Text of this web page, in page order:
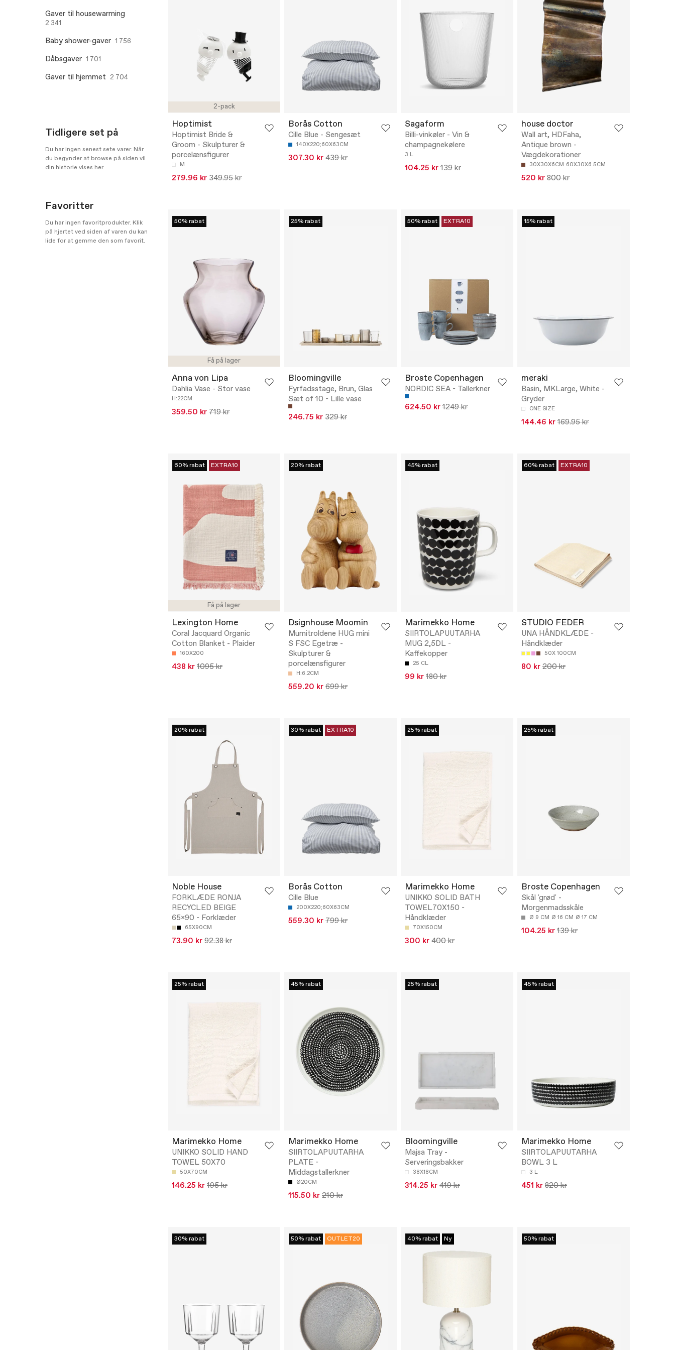
Gaver til housewarming
2 341
Baby shower-gaver 1 756
Dåbsgaver 1 701
Gaver til hjemmet 2 704
Tidligere set på
Du har ingen senest sete varer. Når
du begynder at browse på siden vil
din historie vises her.
Favoritter
Du har ingen favoritprodukter. Klik
på hjertet ved siden af varen du kan
lide for at gemme den som favorit.
2-pack
Hoptimist
Hoptimist Bride &
Groom - Skulpturer &
porcelænsfigurer
M
279.96 kr 349.95 kr
Borås Cotton
Cille Blue - Sengesæt
140X220;60X63CM
307.30 kr 439 kr
Sagaform
Billi-vinkøler - Vin &
champagnekølere
3 L
104.25 kr 139 kr
house doctor
Wall art, HDFaha,
Antique brown -
Vægdekorationer
30X30X6CM 60X30X6.5CM
520 kr 800 kr
Få på lager
50% rabat
Anna von Lipa
Dahlia Vase - Stor vase
H:22CM
359.50 kr 719 kr
25% rabat
Bloomingville
Fyrfadsstage, Brun, Glas
Sæt of 10 - Lille vase
246.75 kr 329 kr
50% rabat EXTRA10
Broste Copenhagen
NORDIC SEA - Tallerkner
624.50 kr 1249 kr
15% rabat
meraki
Basin, MKLarge, White -
Gryder
ONE SIZE
144.46 kr 169.95 kr
Få på lager
60% rabat EXTRA10
Lexington Home
Coral Jacquard Organic
Cotton Blanket - Plaider
160X200
438 kr 1095 kr
20% rabat
Dsignhouse Moomin
Mumitroldene HUG mini
S FSC Egetræ -
Skulpturer &
porcelænsfigurer
H:6.2CM
559.20 kr 699 kr
45% rabat
Marimekko Home
SIIRTOLAPUUTARHA
MUG 2,5DL -
Kaffekopper
25 CL
99 kr 180 kr
60% rabat EXTRA10
STUDIO FEDER
UNA HÅNDKLÆDE -
Håndklæder
50X 100CM
80 kr 200 kr
20% rabat
Noble House
FORKLÆDE RONJA
RECYCLED BEIGE
65x90 - Forklæder
65X90CM
73.90 kr 92.38 kr
30% rabat EXTRA10
Borås Cotton
Cille Blue
200X220;60X63CM
559.30 kr 799 kr
25% rabat
Marimekko Home
UNIKKO SOLID BATH
TOWEL70X150 -
Håndklæder
70X150CM
300 kr 400 kr
25% rabat
Broste Copenhagen
Skål 'grød' -
Morgenmadsskåle
Ø 9 CM Ø 16 CM Ø 17 CM
104.25 kr 139 kr
25% rabat
Marimekko Home
UNIKKO SOLID HAND
TOWEL 50X70
50X70CM
146.25 kr 195 kr
45% rabat
Marimekko Home
SIIRTOLAPUUTARHA
PLATE -
Middagstallerkner
Ø20CM
115.50 kr 210 kr
25% rabat
Bloomingville
Majsa Tray -
Serveringsbakker
38X18CM
314.25 kr 419 kr
45% rabat
Marimekko Home
SIIRTOLAPUUTARHA
BOWL 3 L
3 L
451 kr 820 kr
30% rabat 50% rabat OUTLET20 40% rabat Ny 50% rabat